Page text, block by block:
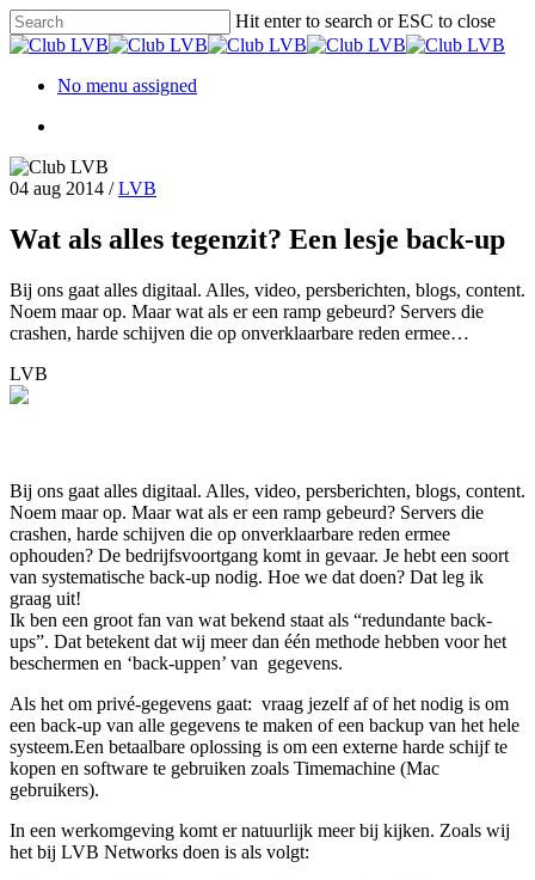
Hit enter to search or ESC to close
No menu assigned
04 aug 2014 /LVB
Wat als alles tegenzit? Een lesje back-up
Bij ons gaat alles digitaal. Alles, video, persberichten, blogs, content.
Noem maar op. Maar wat als er een ramp gebeurd? Servers die
crashen, harde schijven die op onverklaarbare reden ermee…
LVB
Bij ons gaat alles digitaal. Alles, video, persberichten, blogs, content.
Noem maar op. Maar wat als er een ramp gebeurd? Servers die
crashen, harde schijven die op onverklaarbare reden ermee
ophouden? De bedrijfsvoortgang komt in gevaar. Je hebt een soort
van systematische back-up nodig. Hoe we dat doen? Dat leg ik
graag uit!
Ik ben een groot fan van wat bekend staat als “redundante back-
ups”. Dat betekent dat wij meer dan één methode hebben voor het
beschermen en ‘back-uppen’ van gegevens.
Als het om privé-gegevens gaat: vraag jezelf af of het nodig is om
een back-up van alle gegevens te maken of een backup van het hele
systeem.Een betaalbare oplossing is om een externe harde schijf te
kopen en software te gebruiken zoals Timemachine (Mac
gebruikers).
In een werkomgeving komt er natuurlijk meer bij kijken. Zoals wij
het bij LVB Networks doen is als volgt: